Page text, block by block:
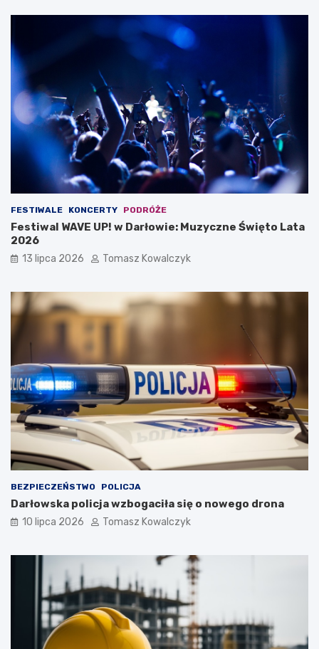
FESTIWALE KONCERTY PODRÓŻE
Festiwal WAVE UP! w Darłowie: Muzyczne Święto Lata
2026
13 lipca 2026 Tomasz Kowalczyk
BEZPIECZEŃSTWO POLICJA
Darłowska policja wzbogaciła się o nowego drona
10 lipca 2026 Tomasz Kowalczyk